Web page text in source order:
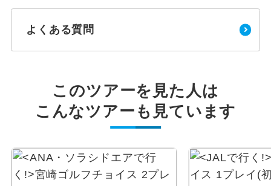
よくある質問
このツアーを見た人は
こんなツアーも見ています